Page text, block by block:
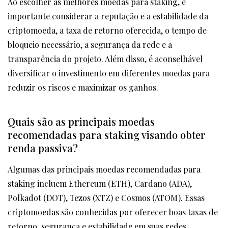
importante considerar a reputação e a estabilidade da
criptomoeda, a taxa de retorno oferecida, o tempo de
bloqueio necessário, a segurança da rede e a
transparência do projeto. Além disso, é aconselhável
diversificar o investimento em diferentes moedas para
reduzir os riscos e maximizar os ganhos.
Quais são as principais moedas
recomendadas para staking visando obter
renda passiva?
Algumas das principais moedas recomendadas para
staking incluem Ethereum (ETH), Cardano (ADA),
Polkadot (DOT), Tezos (XTZ) e Cosmos (ATOM). Essas
criptomoedas são conhecidas por oferecer boas taxas de